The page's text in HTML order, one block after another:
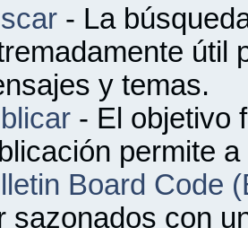
- La
útil
y temas.
- El objetivo
permite
Board Code
sazonados con